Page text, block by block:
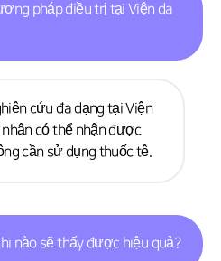
pháp điều trị tại Viện da
cứu đa dạng tại Viện
có thể nhận được
cần sử dụng thuốc tê.
nào sẽ thấy được hiệu quả?